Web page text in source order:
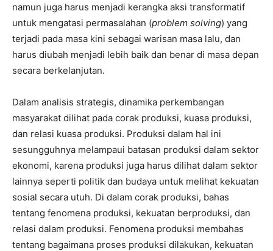
namun juga harus menjadi kerangka aksi transformatif
untuk mengatasi permasalahan (problem solving) yang
terjadi pada masa kini sebagai warisan masa lalu, dan
harus diubah menjadi lebih baik dan benar di masa depan
secara berkelanjutan.
Dalam analisis strategis, dinamika perkembangan
masyarakat dilihat pada corak produksi, kuasa produksi,
dan relasi kuasa produksi. Produksi dalam hal ini
sesungguhnya melampaui batasan produksi dalam sektor
ekonomi, karena produksi juga harus dilihat dalam sektor
lainnya seperti politik dan budaya untuk melihat kekuatan
sosial secara utuh. Di dalam corak produksi, bahas
tentang fenomena produksi, kekuatan berproduksi, dan
relasi dalam produksi. Fenomena produksi membahas
tentang bagaimana proses produksi dilakukan, kekuatan